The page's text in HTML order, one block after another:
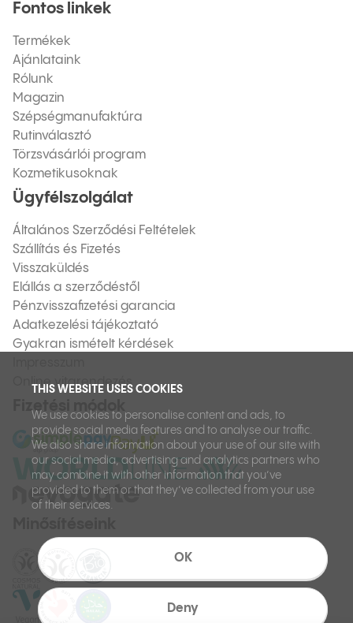
THIS WEBSITE USES COOKIES
We use cookies to personalise content and ads, to
provide social media features and to analyse our traffic.
We also share information about your use of our site with
our social media, advertising and analytics partners who
may combine it with other information that you’ve
provided to them or that they’ve collected from your use
of their services.
OK
Deny
Fontos linkek
Termékek
Ajánlataink
Rólunk
Magazin
Szépségmanufaktúra
Rutinválasztó
Törzsvásárlói program
Kozmetikusoknak
Ügyfélszolgálat
Általános Szerződési Feltételek
Szállítás és Fizetés
Visszaküldés
Elállás a szerződéstől
Pénzvisszafizetési garancia
Adatkezelési tájékoztató
Gyakran ismételt kérdések
Online vitarendezés
Fizetési módok